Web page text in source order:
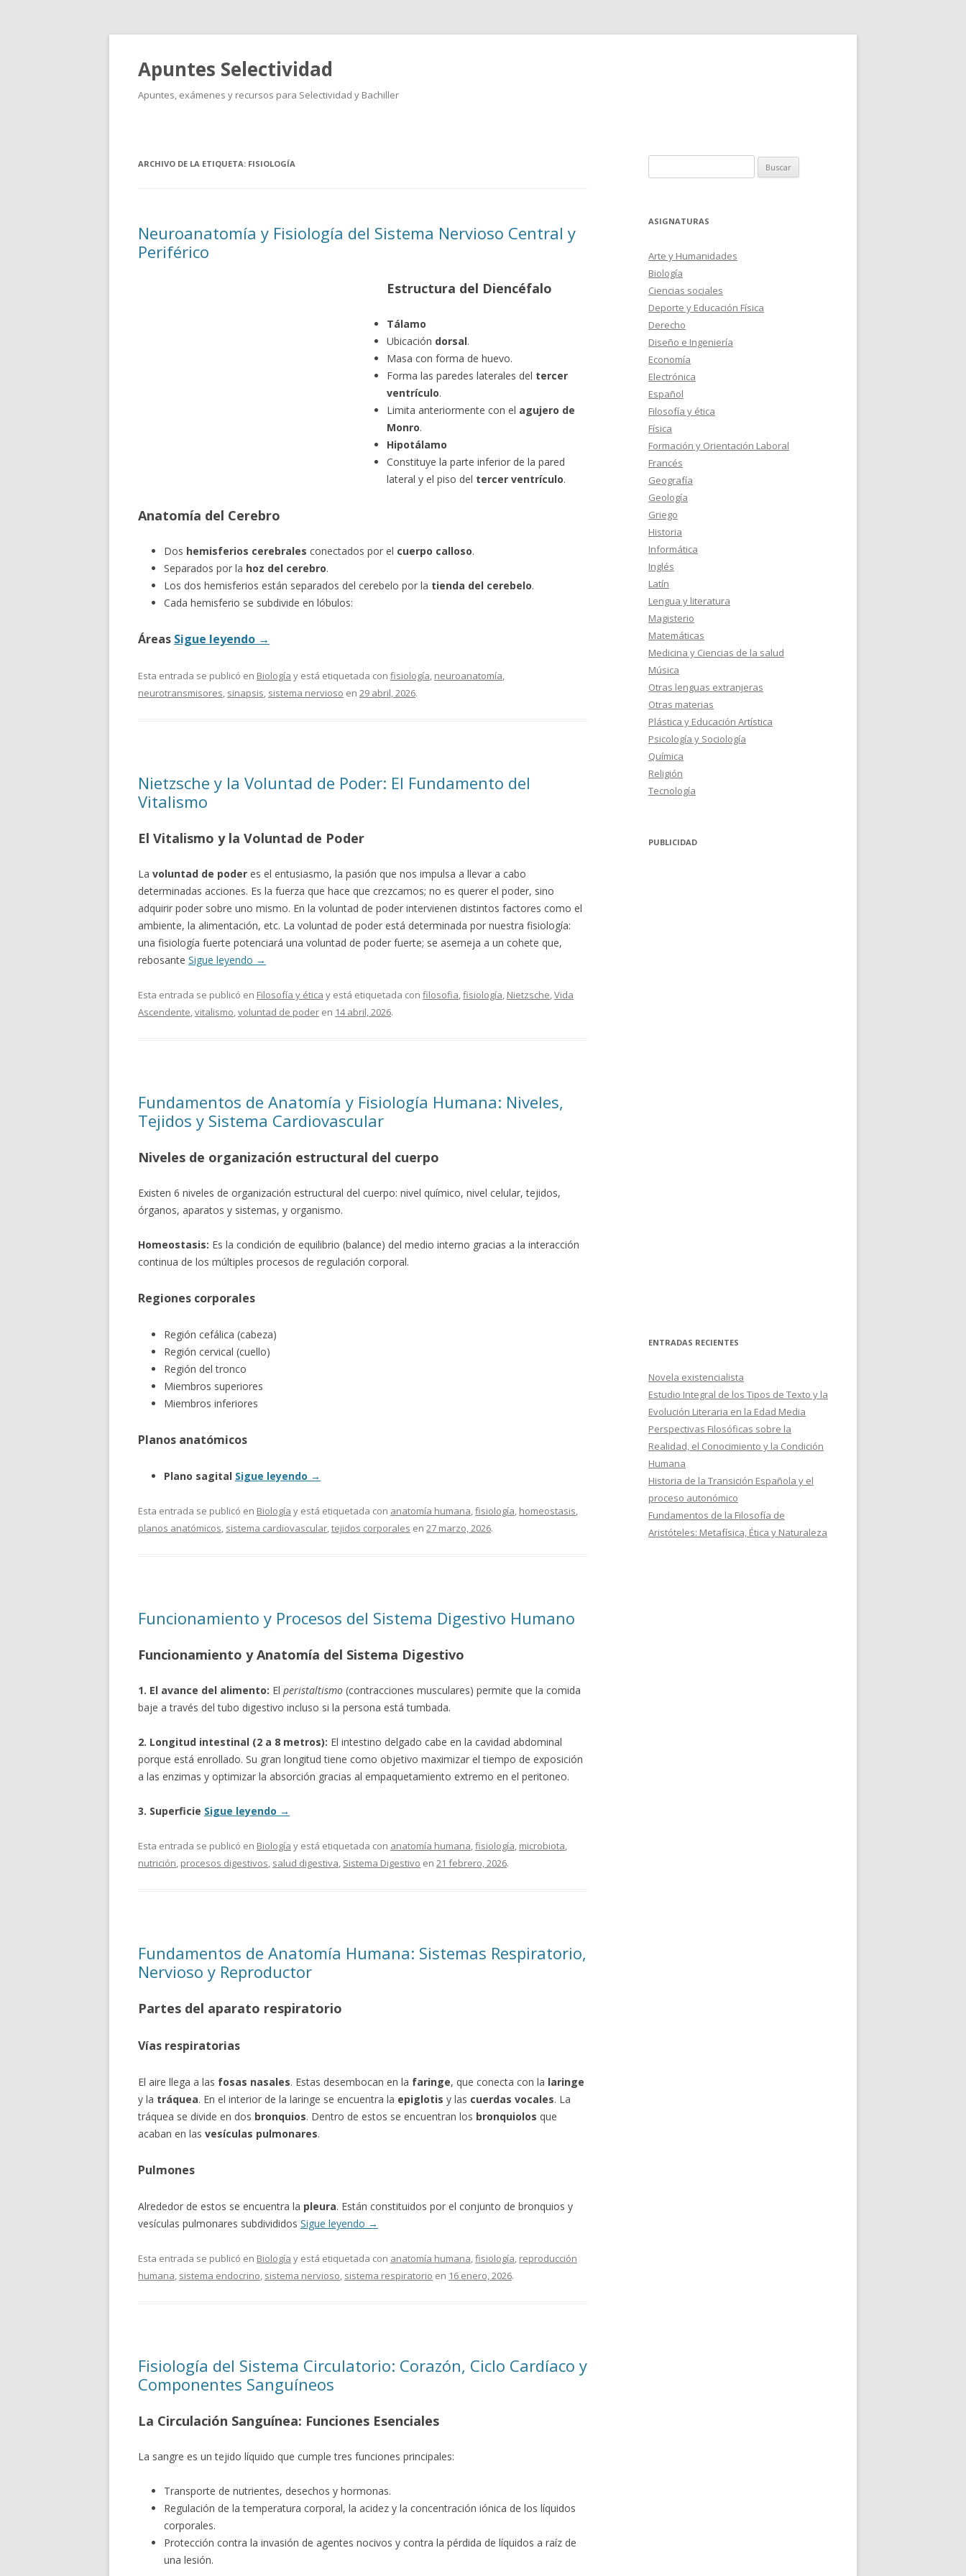
Apuntes Selectividad
Apuntes, exámenes y recursos para Selectividad y Bachiller
ARCHIVO DE LA ETIQUETA: FISIOLOGÍA
Neuroanatomía y Fisiología del Sistema Nervioso Central y
Periférico
Estructura del Diencéfalo
Tálamo
Ubicación dorsal.
Masa con forma de huevo.
Forma las paredes laterales del tercer
ventrículo.
Limita anteriormente con el agujero de
Monro.
Hipotálamo
Constituye la parte inferior de la pared
lateral y el piso del tercer ventrículo.
Anatomía del Cerebro
Dos hemisferios cerebrales conectados por el cuerpo calloso.
Separados por la hoz del cerebro.
Los dos hemisferios están separados del cerebelo por la tienda del cerebelo.
Cada hemisferio se subdivide en lóbulos:
Áreas Sigue leyendo →
Esta entrada se publicó en Biología y está etiquetada con fisiología, neuroanatomía,
neurotransmisores, sinapsis, sistema nervioso en 29 abril, 2026.
Nietzsche y la Voluntad de Poder: El Fundamento del
Vitalismo
El Vitalismo y la Voluntad de Poder
La voluntad de poder es el entusiasmo, la pasión que nos impulsa a llevar a cabo
determinadas acciones. Es la fuerza que hace que crezcamos; no es querer el poder, sino
adquirir poder sobre uno mismo. En la voluntad de poder intervienen distintos factores como el
ambiente, la alimentación, etc. La voluntad de poder está determinada por nuestra fisiología:
una fisiología fuerte potenciará una voluntad de poder fuerte; se asemeja a un cohete que,
rebosante Sigue leyendo →
Esta entrada se publicó en Filosofía y ética y está etiquetada con filosofia,fisiología, Nietzsche,Vida
Ascendente,vitalismo,voluntad de poder en 14 abril, 2026.
Fundamentos de Anatomía y Fisiología Humana: Niveles,
Tejidos y Sistema Cardiovascular
Niveles de organización estructural del cuerpo
Existen 6 niveles de organización estructural del cuerpo: nivel químico, nivel celular, tejidos,
órganos, aparatos y sistemas, y organismo.
Homeostasis: Es la condición de equilibrio (balance) del medio interno gracias a la interacción
continua de los múltiples procesos de regulación corporal.
Regiones corporales
Región cefálica (cabeza)
Región cervical (cuello)
Región del tronco
Miembros superiores
Miembros inferiores
Planos anatómicos
Plano sagital Sigue leyendo →
Esta entrada se publicó en Biología y está etiquetada con anatomía humana,fisiología, homeostasis,
planos anatómicos, sistema cardiovascular,tejidos corporales en 27 marzo, 2026.
Funcionamiento y Procesos del Sistema Digestivo Humano
Funcionamiento y Anatomía del Sistema Digestivo
1. El avance del alimento: El peristaltismo (contracciones musculares) permite que la comida
baje a través del tubo digestivo incluso si la persona está tumbada.
2. Longitud intestinal (2 a 8 metros): El intestino delgado cabe en la cavidad abdominal
porque está enrollado. Su gran longitud tiene como objetivo maximizar el tiempo de exposición
a las enzimas y optimizar la absorción gracias al empaquetamiento extremo en el peritoneo.
3. Superficie Sigue leyendo →
Esta entrada se publicó en Biología y está etiquetada con anatomía humana,fisiología, microbiota,
nutrición, procesos digestivos, salud digestiva, Sistema Digestivo en 21 febrero, 2026.
Fundamentos de Anatomía Humana: Sistemas Respiratorio,
Nervioso y Reproductor
Partes del aparato respiratorio
Vías respiratorias
El aire llega a las fosas nasales. Estas desembocan en la faringe, que conecta con la laringe
y la tráquea. En el interior de la laringe se encuentra la epiglotis y las cuerdas vocales. La
tráquea se divide en dos bronquios. Dentro de estos se encuentran los bronquiolos que
acaban en las vesículas pulmonares.
Pulmones
Alrededor de estos se encuentra la pleura. Están constituidos por el conjunto de bronquios y
vesículas pulmonares subdivididos Sigue leyendo →
Esta entrada se publicó en Biología y está etiquetada con anatomía humana,fisiología, reproducción
humana, sistema endocrino, sistema nervioso, sistema respiratorio en 16 enero, 2026.
Fisiología del Sistema Circulatorio: Corazón, Ciclo Cardíaco y
Componentes Sanguíneos
La Circulación Sanguínea: Funciones Esenciales
La sangre es un tejido líquido que cumple tres funciones principales:
Transporte de nutrientes, desechos y hormonas.
Regulación de la temperatura corporal, la acidez y la concentración iónica de los líquidos
corporales.
Protección contra la invasión de agentes nocivos y contra la pérdida de líquidos a raíz de
una lesión.
ASIGNATURAS
Arte y Humanidades
Biología
Ciencias sociales
Deporte y Educación Física
Derecho
Diseño e Ingeniería
Economía
Electrónica
Español
Filosofía y ética
Física
Formación y Orientación Laboral
Francés
Geografía
Geología
Griego
Historia
Informática
Inglés
Latín
Lengua y literatura
Magisterio
Matemáticas
Medicina y Ciencias de la salud
Música
Otras lenguas extranjeras
Otras materias
Plástica y Educación Artística
Psicología y Sociología
Química
Religión
Tecnología
PUBLICIDAD
ENTRADAS RECIENTES
Novela existencialista
Estudio Integral de los Tipos de Texto y la
Evolución Literaria en la Edad Media
Perspectivas Filosóficas sobre la
Realidad, el Conocimiento y la Condición
Humana
Historia de la Transición Española y el
proceso autonómico
Fundamentos de la Filosofía de
Aristóteles: Metafísica, Ética y Naturaleza